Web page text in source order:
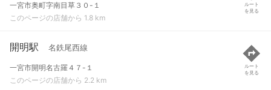
一宮市奥町字南目草３０-１
このページの店舗から 1.8 km
ルート
を見る
開明駅 名鉄尾西線
一宮市開明名古羅４７-１
このページの店舗から 2.2 km
ルート
を見る